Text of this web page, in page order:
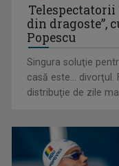
Telespectatorii
din dragoste”,
Popescu
Singura soluţie
casă este... divorţul.
distribuţie de zile